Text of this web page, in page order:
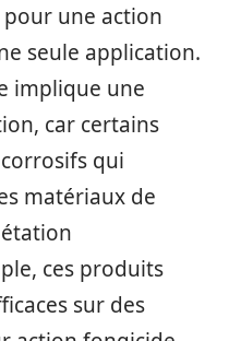
une action
seule application.
implique une
car certains
qui
matériaux de
ces produits
sur des